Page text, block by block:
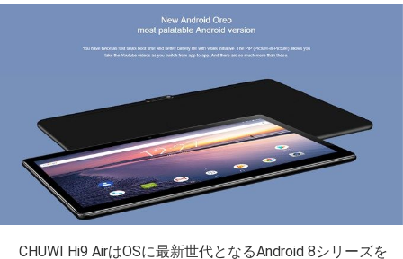
CHUWI Hi9 AirはOSに最新世代となるAndroid 8シリーズを